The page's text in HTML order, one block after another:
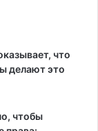
что
делают это
чтобы